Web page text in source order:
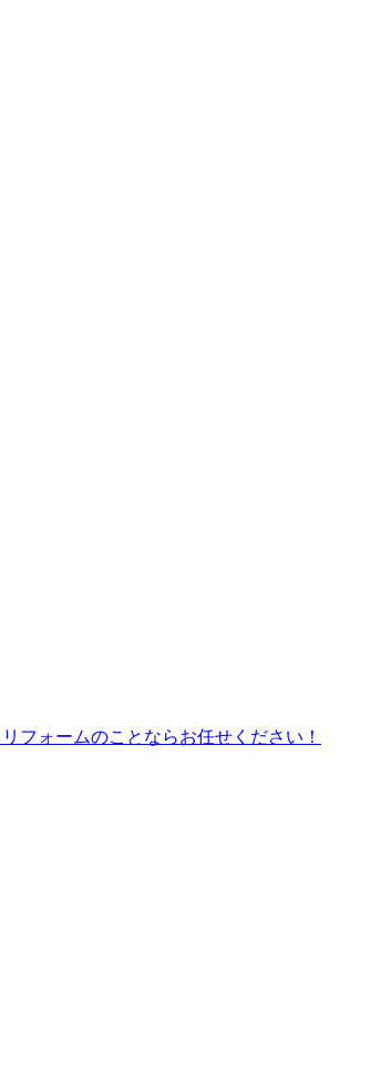
フォームのことならお任せください！